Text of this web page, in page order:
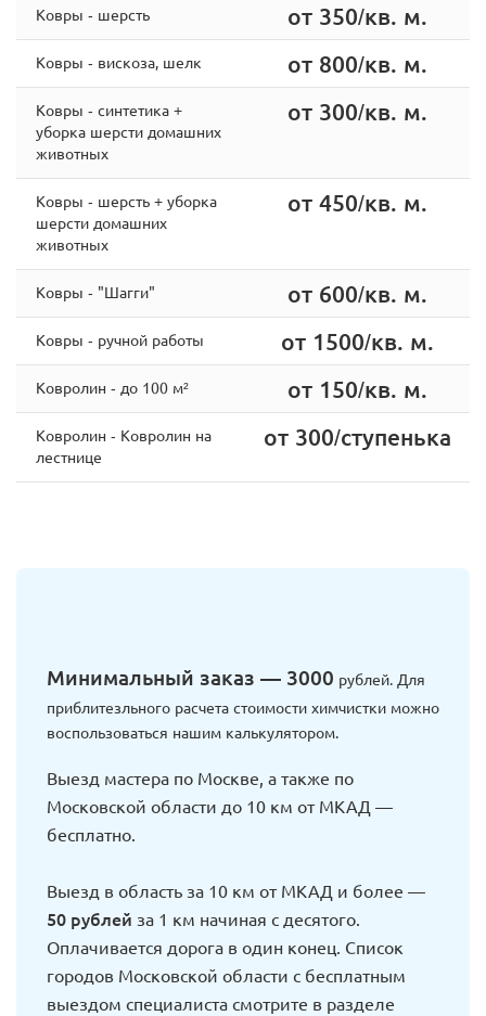
Ковры - шерсть от 350/кв. м.
Ковры - вискоза, шелк от 800/кв. м.
Ковры - cинтетика +
уборка шерсти домашних
животных
от 300/кв. м.
Ковры - шерсть + уборка
шерсти домашних
животных
от 450/кв. м.
Ковры - "Шагги" от 600/кв. м.
Ковры - ручной работы от 1500/кв. м.
Ковролин - до 100 м² от 150/кв. м.
Ковролин - Ковролин на
лестнице
от 300/ступенька
Минимальный заказ — 3000 рублей. Для
приблитезльного расчета стоимости химчистки можно
воспользоваться нашим калькулятором.
Выезд мастера по Москве, а также по
Московской области до 10 км от МКАД —
бесплатно.
Выезд в область за 10 км от МКАД и более —
50 рублей за 1 км начиная с десятого.
Оплачивается дорога в один конец. Список
городов Московской области с бесплатным
выездом специалиста смотрите в разделе